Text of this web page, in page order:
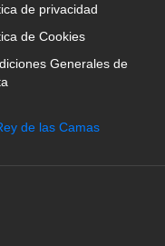
de privacidad
de Cookies
Generales de
de las Camas